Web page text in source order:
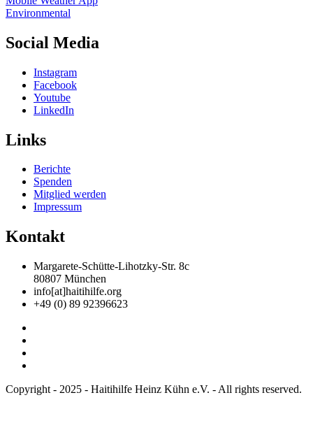
Environmental
Social Media
Instagram
Facebook
Youtube
LinkedIn
Links
Berichte
Spenden
Mitglied werden
Impressum
Kontakt
Margarete-Schütte-Lihotzky-Str. 8c
80807 München
info[at]haitihilfe.org
+49 (0) 89 92396623
Copyright - 2025 - Haitihilfe Heinz Kühn e.V. - All rights reserved.